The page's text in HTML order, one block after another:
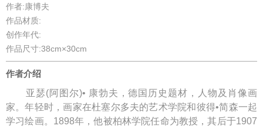
作者:康博夫
作品材质:
创作年代:
作品尺寸:38cm×30cm
作者介绍
亚瑟(阿图尔)• 康勃夫，德国历史题材，人物及肖像画
家。年轻时，画家在杜塞尔多夫的艺术学院和彼得•简森一起
学习绘画。1898年，他被柏林学院任命为教授，其后于1907